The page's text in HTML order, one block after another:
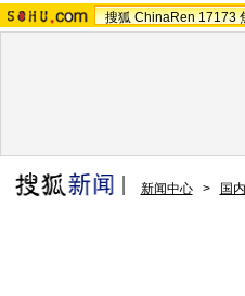
搜狐 ChinaRen 17173
新闻中心 > 国